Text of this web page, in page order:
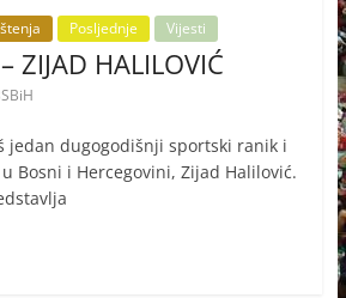
Posljednje Vijesti
ZIJAD HALILOVIĆ
jedan dugogodišnji sportski ranik i
Bosni i Hercegovini, Zijad Halilović.